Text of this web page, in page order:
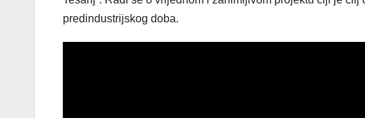
predindustrijskog doba.